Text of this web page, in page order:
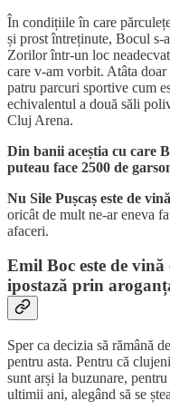
În condițiile în care
și prost întreținute, Bocul s-
Zorilor într-un loc
care v-am vorbit. Atâta doar
patru parcuri sportive cum
echivalentul a două săli
Cluj Arena.
Din banii aceștia cu care
puteau face 2500 de
Nu Sile Pușcaș este de
oricât de mult ne-ar eneva
afaceri.
Emil Boc este de vină
ipostază prin
Sper ca decizia să rămână
pentru asta. Pentru că
sunt arși la buzunare,
ultimii ani, alegând să se